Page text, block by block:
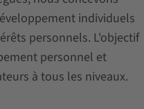
individuels
personnels. L'objectif
personnel et
à tous les niveaux.